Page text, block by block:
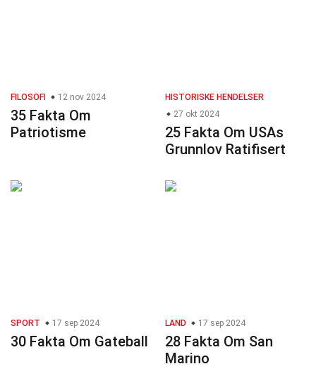
FILOSOFI 12 nov 2024
35 Fakta Om
Patriotisme
HISTORISKE HENDELSER
27 okt 2024
25 Fakta Om USAs
Grunnlov Ratifisert
SPORT 17 sep 2024
30 Fakta Om Gateball
LAND 17 sep 2024
28 Fakta Om San
Marino